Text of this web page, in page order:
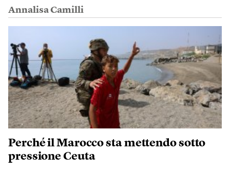
Annalisa Camilli
Perché il Marocco sta mettendo sotto
pressione Ceuta